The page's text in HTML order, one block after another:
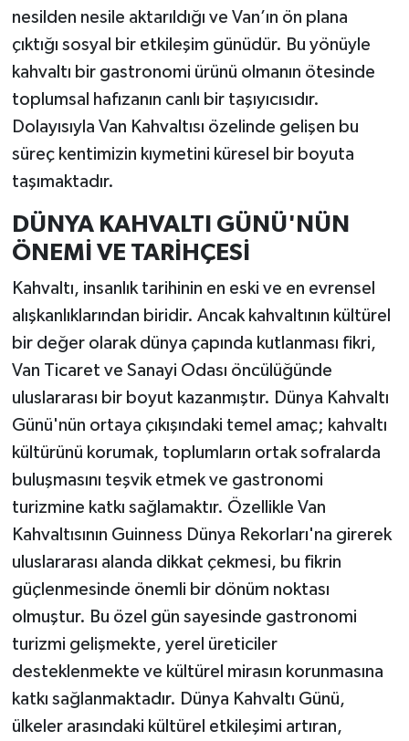
nesilden nesile aktarıldığı ve Van’ın ön plana
çıktığı sosyal bir etkileşim günüdür. Bu yönüyle
kahvaltı bir gastronomi ürünü olmanın ötesinde
toplumsal hafızanın canlı bir taşıyıcısıdır.
Dolayısıyla Van Kahvaltısı özelinde gelişen bu
süreç kentimizin kıymetini küresel bir boyuta
taşımaktadır.
DÜNYA KAHVALTI GÜNÜ'NÜN
ÖNEMİ VE TARİHÇESİ
Kahvaltı, insanlık tarihinin en eski ve en evrensel
alışkanlıklarından biridir. Ancak kahvaltının kültürel
bir değer olarak dünya çapında kutlanması fikri,
Van Ticaret ve Sanayi Odası öncülüğünde
uluslararası bir boyut kazanmıştır. Dünya Kahvaltı
Günü'nün ortaya çıkışındaki temel amaç; kahvaltı
kültürünü korumak, toplumların ortak sofralarda
buluşmasını teşvik etmek ve gastronomi
turizmine katkı sağlamaktır. Özellikle Van
Kahvaltısının Guinness Dünya Rekorları'na girerek
uluslararası alanda dikkat çekmesi, bu fikrin
güçlenmesinde önemli bir dönüm noktası
olmuştur. Bu özel gün sayesinde gastronomi
turizmi gelişmekte, yerel üreticiler
desteklenmekte ve kültürel mirasın korunmasına
katkı sağlanmaktadır. Dünya Kahvaltı Günü,
ülkeler arasındaki kültürel etkileşimi artıran,